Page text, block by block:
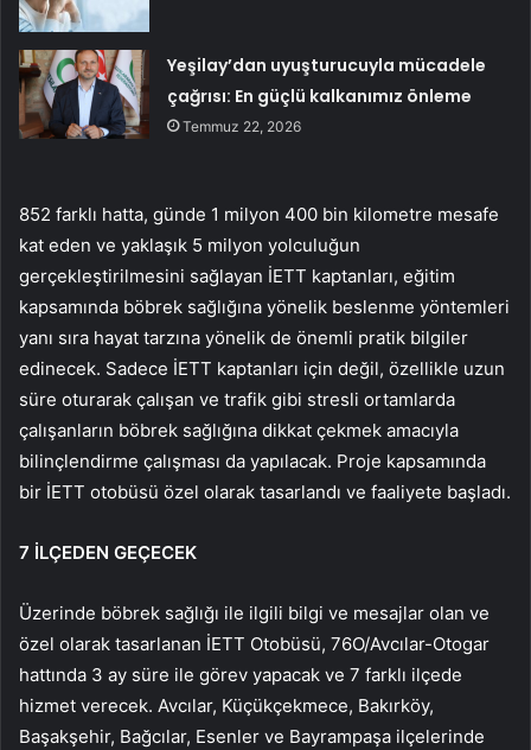
Yeşilay’dan uyuşturucuyla mücadele
çağrısı: En güçlü kalkanımız önleme
Temmuz 22, 2026
852 farklı hatta, günde 1 milyon 400 bin kilometre mesafe
kat eden ve yaklaşık 5 milyon yolculuğun
gerçekleştirilmesini sağlayan İETT kaptanları, eğitim
kapsamında böbrek sağlığına yönelik beslenme yöntemleri
yanı sıra hayat tarzına yönelik de önemli pratik bilgiler
edinecek. Sadece İETT kaptanları için değil, özellikle uzun
süre oturarak çalışan ve trafik gibi stresli ortamlarda
çalışanların böbrek sağlığına dikkat çekmek amacıyla
bilinçlendirme çalışması da yapılacak. Proje kapsamında
bir İETT otobüsü özel olarak tasarlandı ve faaliyete başladı.
7 İLÇEDEN GEÇECEK
Üzerinde böbrek sağlığı ile ilgili bilgi ve mesajlar olan ve
özel olarak tasarlanan İETT Otobüsü, 76O/Avcılar-Otogar
hattında 3 ay süre ile görev yapacak ve 7 farklı ilçede
hizmet verecek. Avcılar, Küçükçekmece, Bakırköy,
Başakşehir, Bağcılar, Esenler ve Bayrampaşa ilçelerinde